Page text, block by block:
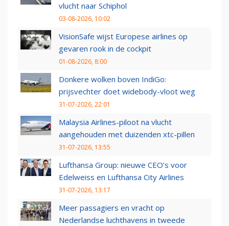
vlucht naar Schiphol
03-08-2026, 10:02
VisionSafe wijst Europese airlines op
gevaren rook in de cockpit
01-08-2026, 8:00
Donkere wolken boven IndiGo:
prijsvechter doet widebody-vloot weg
31-07-2026, 22:01
Malaysia Airlines-piloot na vlucht
aangehouden met duizenden xtc-pillen
31-07-2026, 13:55
Lufthansa Group: nieuwe CEO’s voor
Edelweiss en Lufthansa City Airlines
31-07-2026, 13:17
Meer passagiers en vracht op
Nederlandse luchthavens in tweede